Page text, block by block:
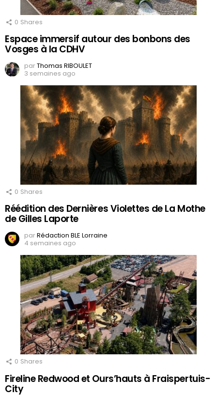
0 Shares
Espace immersif autour des bonbons des
Vosges à la CDHV
parThomas RIBOULET
3 semaines ago
0 Shares
Réédition des Dernières Violettes de La Mothe
de Gilles Laporte
parRédaction BLE Lorraine
4 semaines ago
0 Shares
Fireline Redwood et Ours’hauts à Fraispertuis-
City